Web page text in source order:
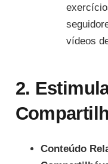
vídeos
2.
Conteúdo